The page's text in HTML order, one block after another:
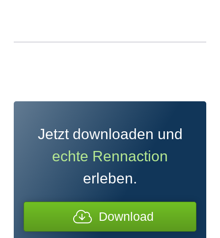
Jetzt downloaden und
echte Rennaction
erleben.
Download